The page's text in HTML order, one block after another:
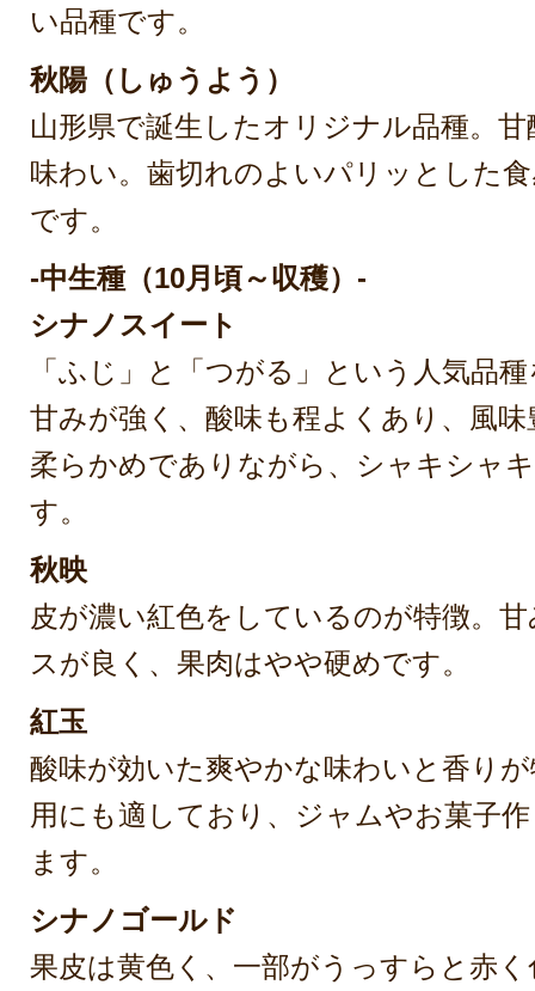
い品種です。
秋陽（しゅうよう）
山形県で誕生したオリジナル品種。
味わい。歯切れのよいパリッとした
です。
-中生種（10月頃～収穫）-
シナノスイート
「ふじ」と「つがる」という人気品
甘みが強く、酸味も程よくあり、風
柔らかめでありながら、シャキシャ
す。
秋映
皮が濃い紅色をしているのが特徴。
スが良く、果肉はやや硬めです。
紅玉
酸味が効いた爽やかな味わいと香り
用にも適しており、ジャムやお菓子
ます。
シナノゴールド
果皮は黄色く、一部がうっすらと赤